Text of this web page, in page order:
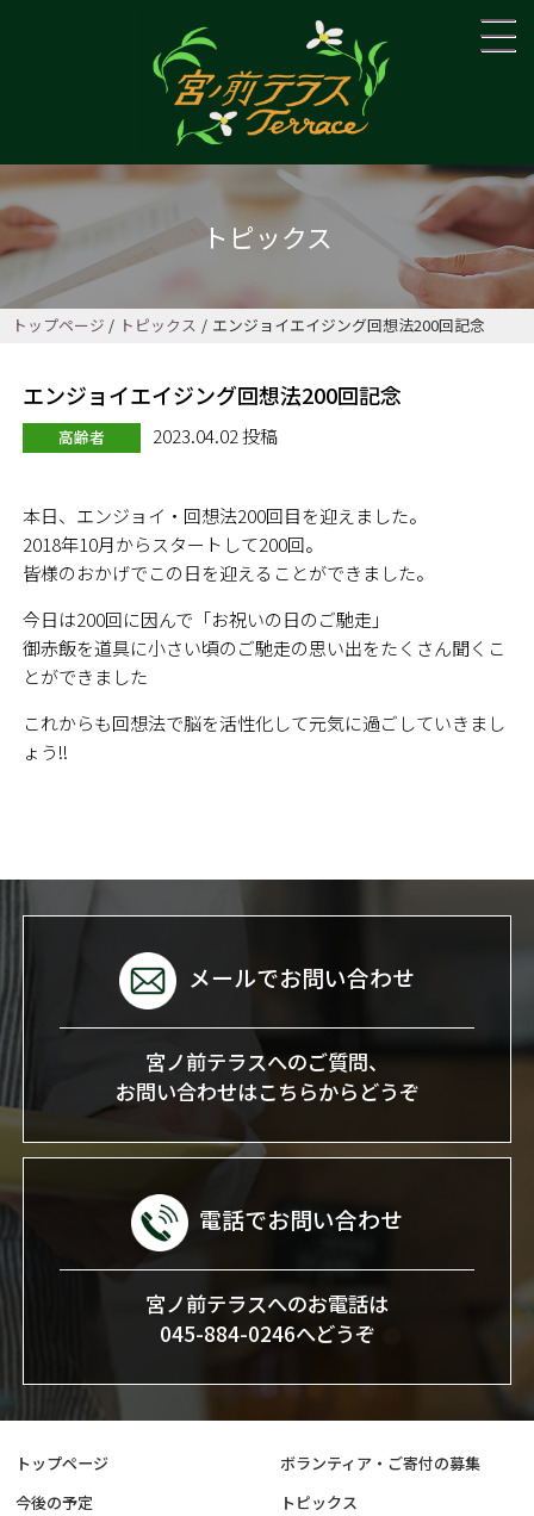
トピックス
トップページ トピックス エンジョイエイジング回想法200回記念
エンジョイエイジング回想法200回記念
高齢者 2023.04.02 投稿
本日、エンジョイ・回想法200回目を迎えました。
2018年10月からスタートして200回。
皆様のおかげでこの日を迎えることができました。
今日は200回に因んで「お祝いの日のご馳走」
御赤飯を道具に小さい頃のご馳走の思い出をたくさん聞くこ
とができました
これからも回想法で脳を活性化して元気に過ごしていきまし
ょう!!
メールでお問い合わせ
宮ノ前テラスへのご質問、
お問い合わせはこちらからどうぞ
電話でお問い合わせ
宮ノ前テラスへのお電話は
045-884-0246へどうぞ
トップページ
ボランティア・ご寄付の募集
今後の予定
トピックス